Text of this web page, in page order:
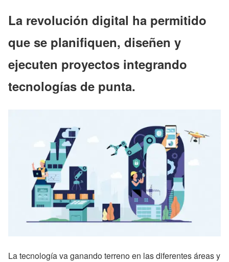
La revolución digital ha permitido
que se planifiquen, diseñen y
ejecuten proyectos integrando
tecnologías de punta.
La tecnología va ganando terreno en las diferentes áreas y